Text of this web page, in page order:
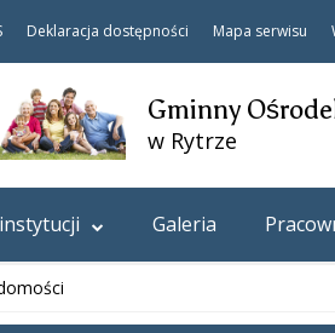
Deklaracja dostępności Mapa serwisu
Gminny
w Rytrze
Galeria